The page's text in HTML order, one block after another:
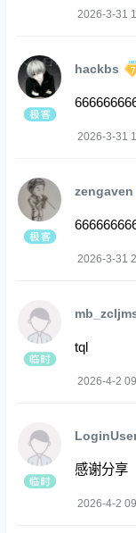
2026-3-31
hackbs
2026-3-31
zengaven
2026-3-31
tql
2026-4-2
感谢分享
2026-4-2